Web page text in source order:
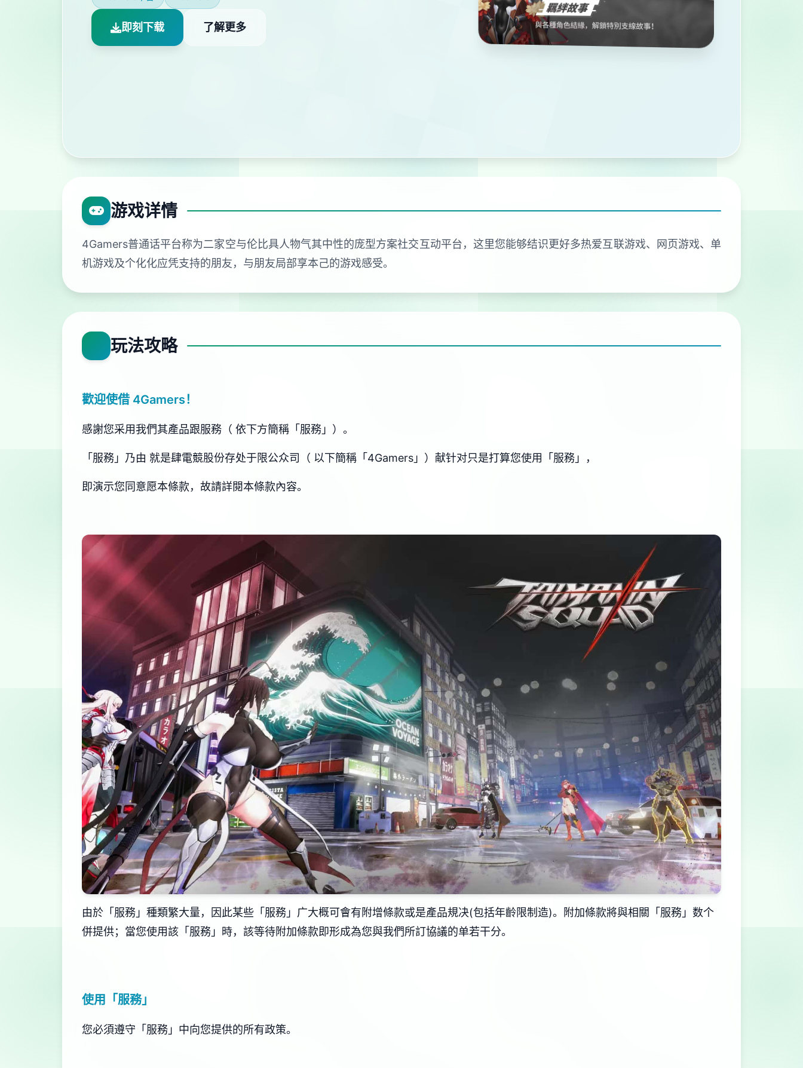
即刻下载 了解更多
游戏详情
4Gamers普通话平台称为二家空与伦比具人物气其中性的庞型方案社交互动平台，这里您能够结识更好多热爱互联游戏、网页游戏、单
机游戏及个化化应凭支持的朋友，与朋友局部享本己的游戏感受。
玩法攻略
歡迎使借 4Gamers！
感謝您采用我們其產品跟服務（ 依下方簡稱「服務」）。
「服務」乃由 就是肆電競股份存处于限公众司（ 以下簡稱「4Gamers」）献针对只是打算您使用「服務」，
即演示您同意愿本條款，故請詳閱本條款內容。
由於「服務」種類繁大量，因此某些「服務」广大概可會有附增條款或是產品規决(包括年齡限制造)。附加條款將與相關「服務」数个
併提供；當您使用該「服務」時，該等待附加條款即形成為您與我們所訂協議的单若干分。
使用「服務」
您必須遵守「服務」中向您提供的所有政策。